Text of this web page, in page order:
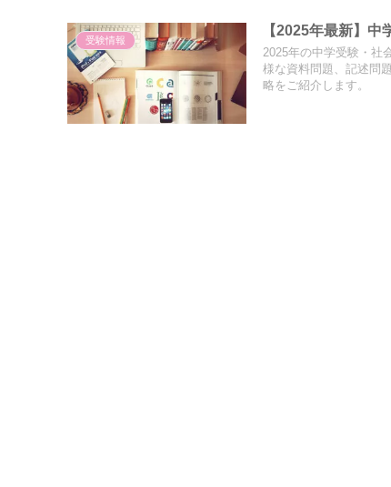
受験情報
【2025年最新】
2025年の中学受験・社
様な資料問題、記述問
略をご紹介します。